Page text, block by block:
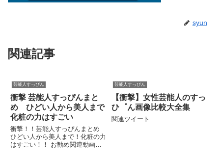
syun
関連記事
芸能人すっぴん
衝撃 芸能人すっぴんまと
め ひどい人から美人まで
化粧の力はすごい
衝撃！！芸能人すっぴんまとめ
ひどい人から美人まで！化粧の力
はすごい！！ お勧め関連動画
芸能人すっぴん
【衝撃】女性芸能人のすっ
ひ゜ん画像比較大全集
関連ツイート